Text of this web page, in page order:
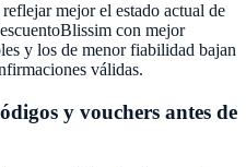
mejor el estado actual de
Blissim con mejor
y los de menor fiabilidad bajan
válidas.
y vouchers antes de